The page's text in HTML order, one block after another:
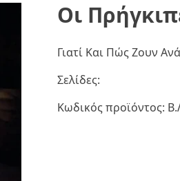
Οι
Γιατί Και Πώς Ζουν
Σελίδες:
Κωδικός προϊόντος: